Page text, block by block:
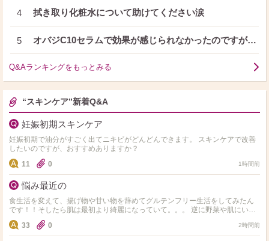
4 拭き取り化粧水について助けてください涙
5 オバジC10セラムで効果が感じられなかったのですが…
Q&Aランキングをもっとみる
“スキンケア”新着Q&A
妊娠初期スキンケア
妊娠初期で油分がすごく出てニキビがどんどんできます。 スキンケアで改善
したいのですが、おすすめありますか？
11
0 1時間前
悩み最近の
食生活を変えて、揚げ物や甘い物を辞めてグルテンフリー生活をしてみたん
です！！そしたら肌は最初より綺麗になっていて。。。 逆に野菜や肌にいい
ものしか食べれず 揚げ物や小麦やお菓子や米、味が濃ゆい…
33 0 2時間前